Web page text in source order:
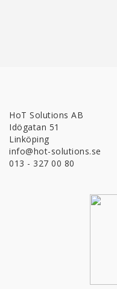
HoT Solutions AB
Idögatan 51
Linköping
info@hot-solutions.se
013 - 327 00 80